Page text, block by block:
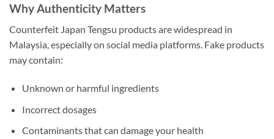
Why Authenticity Matters
Counterfeit Japan Tengsu products are widespread in
Malaysia, especially on social media platforms. Fake products
may contain:
Unknown or harmful ingredients
Incorrect dosages
Contaminants that can damage your health